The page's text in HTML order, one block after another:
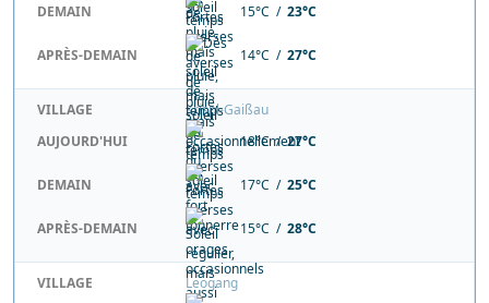
DEMAIN 15°C / 23°C
APRÈS-DEMAIN 14°C / 27°C
VILLAGE
Krispl-Gaißau
AUJOURD'HUI
18°C /27°C
DEMAIN 17°C / 25°C
APRÈS-DEMAIN 15°C / 28°C
VILLAGE
Leogang